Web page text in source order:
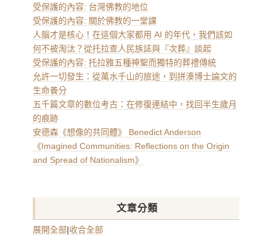
受保護的內容: 台灣佛教的地位
受保護的內容: 關於佛教的一堂課
人腦才是核心！在這個大家都用 AI 的年代，我們該如
何不被淘汰？從托拉查人民族誌與『次葬』談起
受保護的內容: 托拉雅五種神聖而獨特的葬禮傳統
允許一切發生：從萬水千山的旅途，到拼湊博士論文的
生命養分
五千篇文章的數位考古：在修復連結中，找回半生歲月
的痕跡
安德森《想像的共同體》 Benedict Anderson
《Imagined Communities: Reflections on the Origin
and Spread of Nationalism》
文章分類
展開全部|收合全部